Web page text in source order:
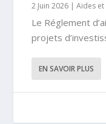
2 Juin 2026 |Aides
Le Réglement
projets
EN SAVOIR PLUS